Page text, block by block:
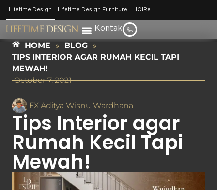
Lifetime Design Lifetime Design Furniture HOIRe
Kontak
HOME » BLOG »
TIPS INTERIOR AGAR RUMAH KECIL TAPI
MEWAH!
October 7, 2021
FX Aditya Wisnu Wardhana
Tips Interior agar
Rumah Kecil Tapi
Mewah!